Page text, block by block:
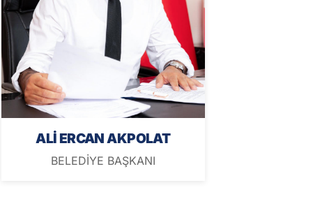
ALİ ERCAN AKPOLAT
BELEDİYE BAŞKANI